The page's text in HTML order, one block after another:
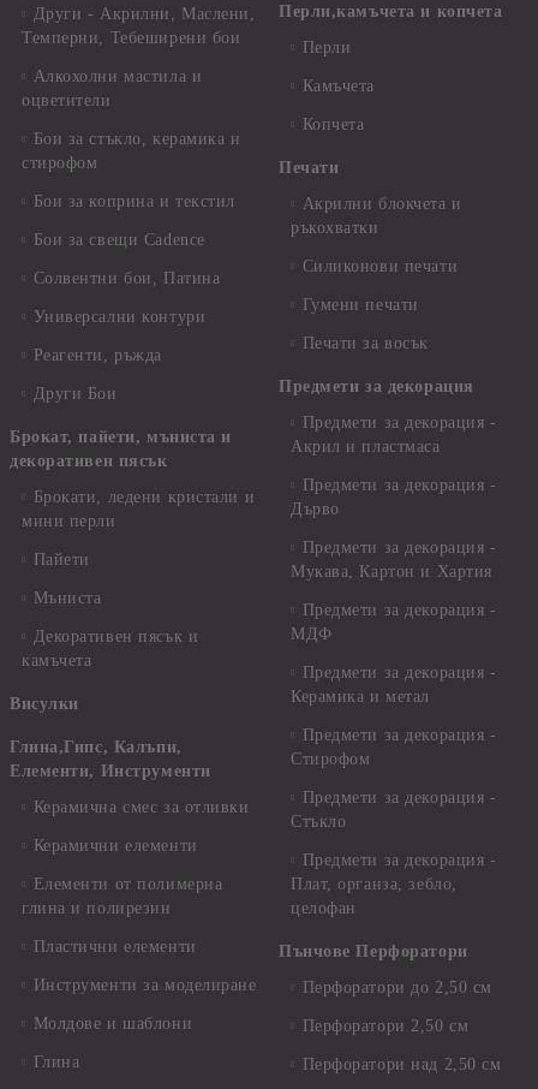
Други - Акрилни, Маслени,
Темперни, Тебеширени бои
Алкохолни мастила и
оцветители
Бои за стъкло, керамика и
стирофом
Бои за коприна и текстил
Бои за свещи Cadence
Солвентни бои, Патина
Универсални контури
Реагенти, ръжда
Други Бои
Брокат, пайети, мъниста и
декоративен пясък
Брокати, ледени кристали и
мини перли
Пайети
Мъниста
Декоративен пясък и
камъчета
Висулки
Глина,Гипс, Калъпи,
Елементи, Инструменти
Керамична смес за отливки
Керамични елементи
Елементи от полимерна
глина и полирезин
Пластични елементи
Инструменти за моделиране
Молдове и шаблони
Глина
Перли,камъчета и копчета
Перли
Камъчета
Копчета
Печати
Акрилни блокчета и
ръкохватки
Силиконови печати
Гумени печати
Печати за восък
Предмети за декорация
Предмети за декорация -
Акрил и пластмаса
Предмети за декорация -
Дърво
Предмети за декорация -
Мукава, Картон и Хартия
Предмети за декорация -
МДФ
Предмети за декорация -
Керамика и метал
Предмети за декорация -
Стирофом
Предмети за декорация -
Стъкло
Предмети за декорация -
Плат, органза, зебло,
целофан
Пънчове Перфоратори
Перфоратори до 2,50 см
Перфоратори 2,50 см
Перфоратори над 2,50 см